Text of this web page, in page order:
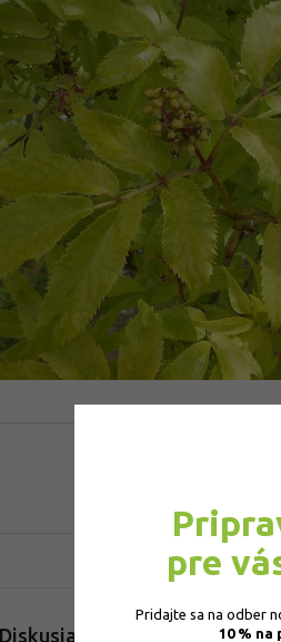
Diskusia
pre
Pridajte sa na odber
10 % na